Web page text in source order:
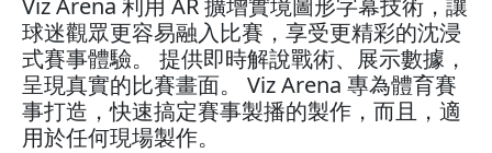
球迷觀眾更容易融入比賽，享受更精彩的沈浸
式賽事體驗。 提供即時解說戰術、展示數據，
呈現真實的比賽畫面。 Viz Arena 專為體育賽
事打造，快速搞定賽事製播的製作，而且，適
用於任何現場製作。